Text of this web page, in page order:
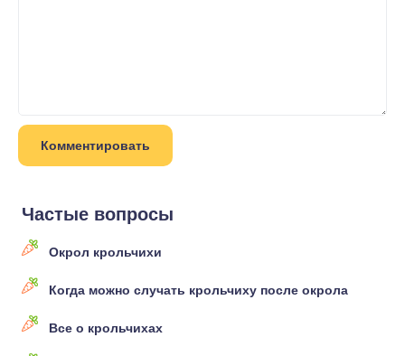
Частые вопросы
Окрол крольчихи
Когда можно случать крольчиху после окрола
Все о крольчихах